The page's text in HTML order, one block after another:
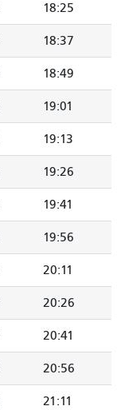
18:25
18:37
18:49
19:01
19:13
19:26
19:41
19:56
20:11
20:26
20:41
20:56
21:11